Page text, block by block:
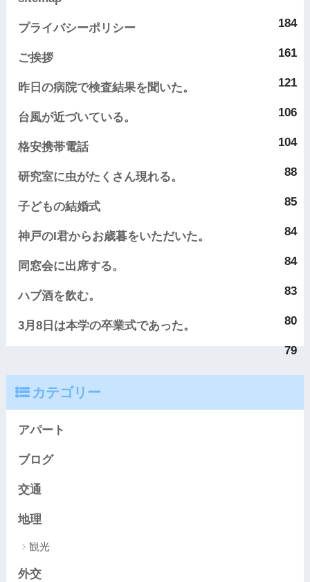
184
プライバシーポリシー
161
ご挨拶
121
昨日の病院で検査結果を聞いた。
106
台風が近づいている。
104
格安携帯電話
88
研究室に虫がたくさん現れる。
85
子どもの結婚式
84
神戸のI君からお歳暮をいただいた。
84
同窓会に出席する。
83
ハブ酒を飲む。
80
3月8日は本学の卒業式であった。
79
カテゴリー
アパート
ブログ
交通
地理
観光
外交